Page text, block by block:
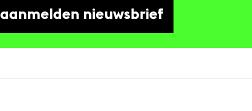
aanmelden nieuwsbrief